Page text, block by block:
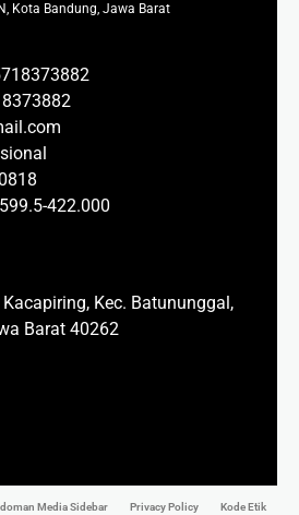
Kota Bandung, Jawa Barat
422.000
Kec. Batununggal,
Barat 40262
Media Sidebar Privacy Policy Kode Etik